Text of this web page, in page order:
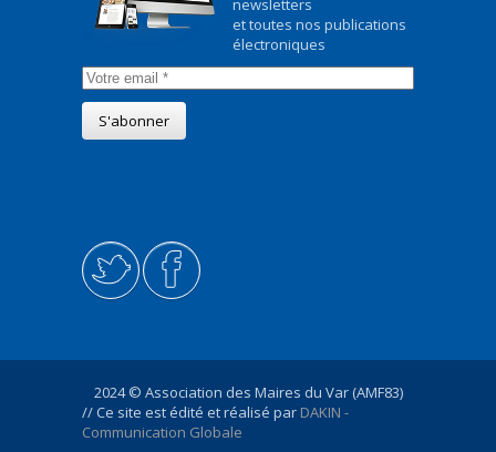
newsletters
et toutes nos publications
électroniques
2024 © Association des Maires du Var (AMF83)
// Ce site est édité et réalisé par DAKIN -
Communication Globale